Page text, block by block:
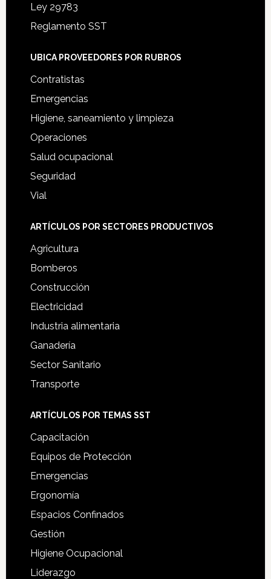
Ley 29783
Reglamento SST
UBICA PROVEEDORES POR RUBROS
Contratistas
Emergencias
Higiene, saneamiento y limpieza
Operaciones
Salud ocupacional
Seguridad
Vial
ARTÍCULOS POR SECTORES PRODUCTIVOS
Agricultura
Bomberos
Construcción
Electricidad
Industria alimentaria
Ganadería
Sector Sanitario
Transporte
ARTÍCULOS POR TEMAS SST
Capacitación
Equipos de Protección
Emergencias
Ergonomía
Espacios Confinados
Gestión
Higiene Ocupacional
Liderazgo